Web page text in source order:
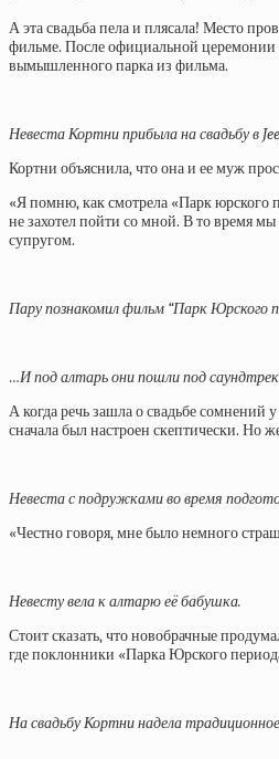
А эта свадьба пела и плясала! Место
фильме. После официальной церемонии
вымышленного парка из фильма.
Невеста Кортни прибыла на свадьбу в
Кортни объяснила, что она и ее муж
«Я помню, как смотрела «Парк юрского
не захотел пойти со мной. В то время
супругом.
Пару познакомил фильм “Парк Юрского
…И под алтарь они пошли под
А когда речь зашла о свадьбе сомнений
сначала был настроен скептически. Но
Невеста с подружками во время
«Честно говоря, мне было немного
Невесту вела к алтарю её бабушка.
Стоит сказать, что новобрачные
где поклонники «Парка Юрского
На свадьбу Кортни надела